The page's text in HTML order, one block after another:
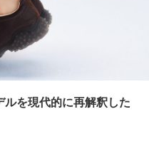
を現代的に再解釈した